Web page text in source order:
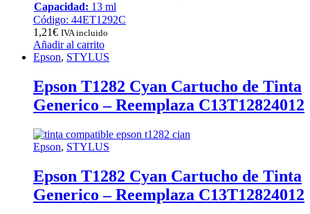
Capacidad: 13 ml
Código: 44ET1292C
1,21€ IVA incluido
Añadir al carrito
Epson, STYLUS
Epson T1282 Cyan Cartucho de Tinta
Generico – Reemplaza C13T12824012
Epson, STYLUS
Epson T1282 Cyan Cartucho de Tinta
Generico – Reemplaza C13T12824012